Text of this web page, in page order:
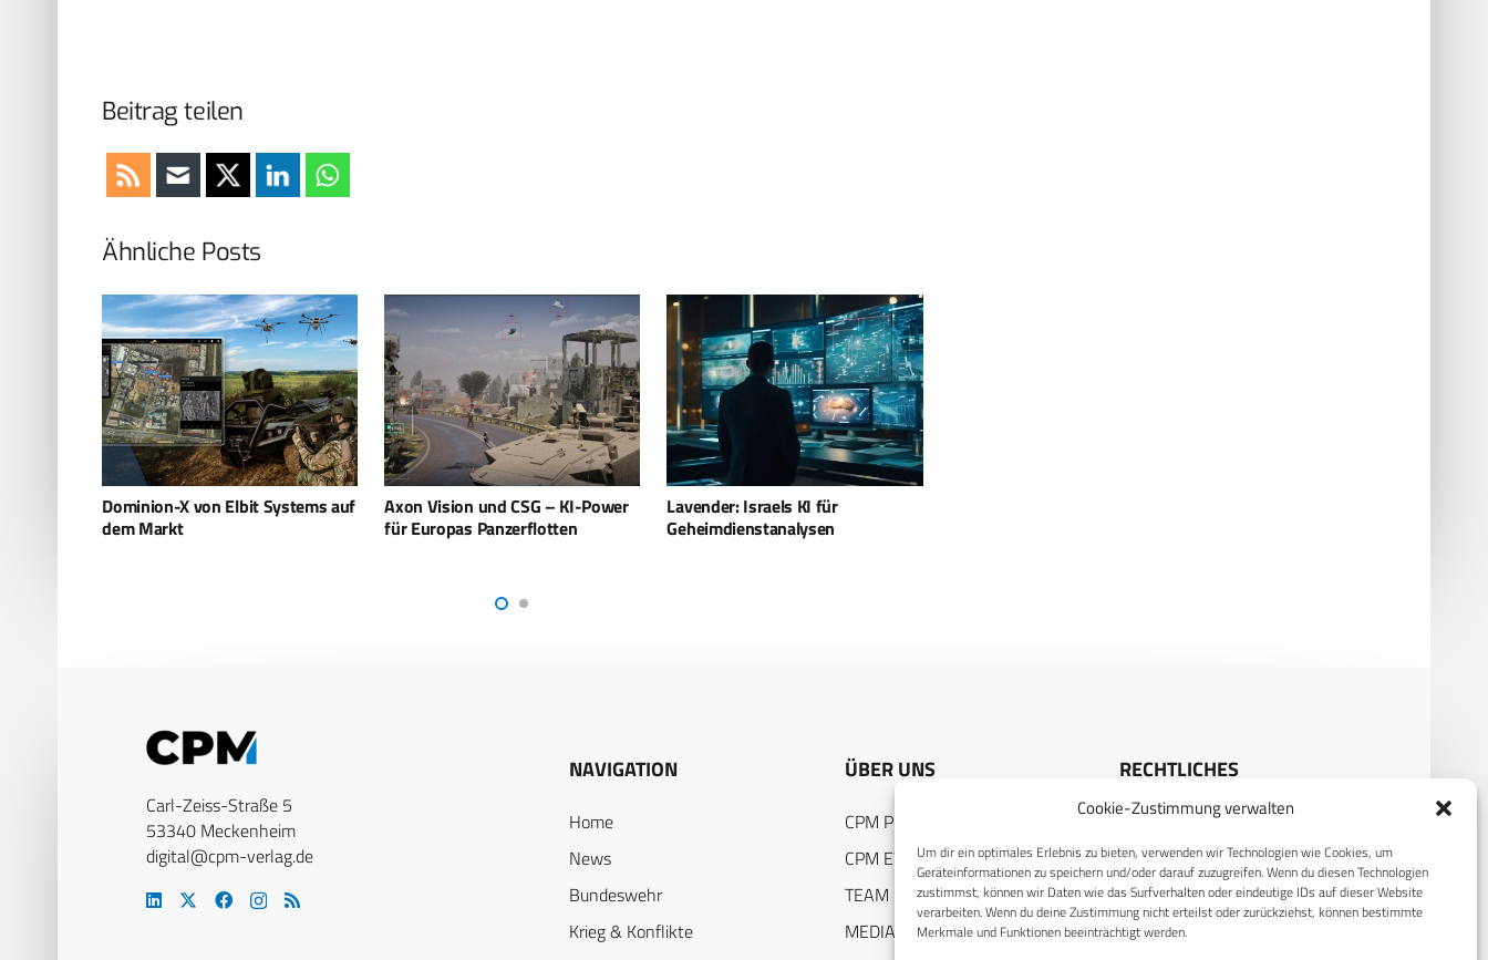
Cookie-Zustimmung verwalten
Um dir ein optimales Erlebnis zu bieten, verwenden wir Technologien wie Cookies, um
Geräteinformationen zu speichern und/oder darauf zuzugreifen. Wenn du diesen Technologien
zustimmst, können wir Daten wie das Surfverhalten oder eindeutige IDs auf dieser Website
verarbeiten. Wenn du deine Zustimmung nicht erteilst oder zurückziehst, können bestimmte
Merkmale und Funktionen beeinträchtigt werden.
Beitrag teilen
Ähnliche Posts
Axon Vision und CSG – KI-Power
für Europas Panzerflotten
Lavender: Israels KI für
Geheimdienstanalysen
Durchbruch bei der Flugabwehr –
Rheinmetall mit Skynex in Italien
Carl-Zeiss-Straße 5
53340 Meckenheim
digital@cpm-verlag.de
NAVIGATION
Home
News
Bundeswehr
Krieg & Konflikte
ÜBER UNS
CPM PUBLICATIONS
CPM EVENTS
TEAM
MEDIADATEN
RECHTLICHES
Datenschutzerklärung
Cookie-Richtlinie (EU)
AGB
Compliance